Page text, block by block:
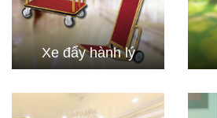
Xe đẩy hành lý